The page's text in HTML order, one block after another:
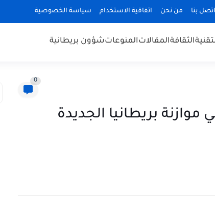
اتصل بنا من نحن اتفاقية الاستخدام سياسة الخصوصية
الثقافةالمقالاتالمنوعاتشؤون بريطانية
0
موازنة بريطانيا الجديدة